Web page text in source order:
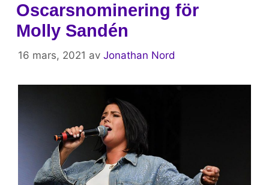
Oscarsnominering för
Molly Sandén
16 mars, 2021 av Jonathan Nord